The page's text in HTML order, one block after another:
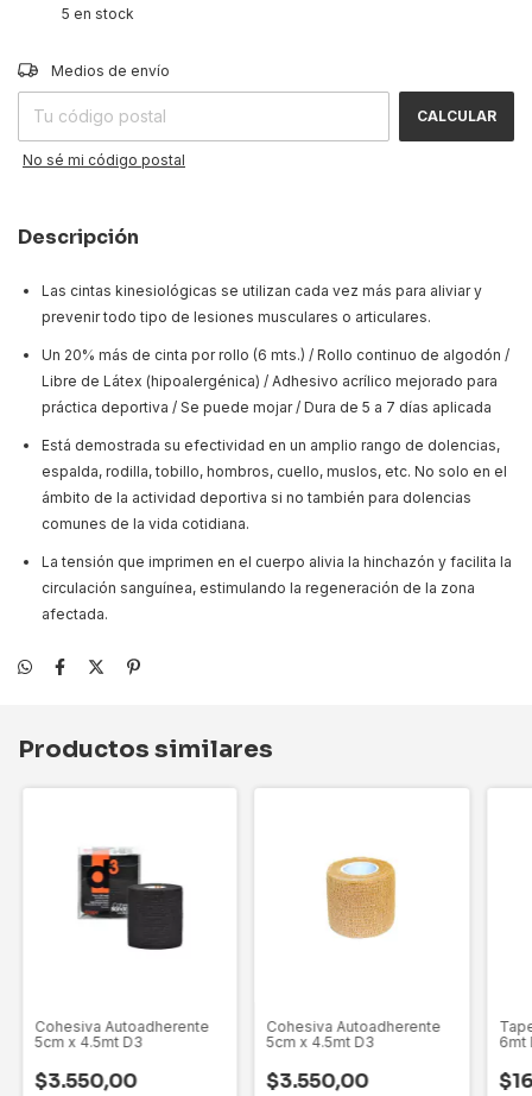
5 en stock
Entregas para el CP:
Medios de envío
CALCULAR
No sé mi código postal
Descripción
Las cintas kinesiológicas se utilizan cada vez más para aliviar y
prevenir todo tipo de lesiones musculares o articulares.
Un 20% más de cinta por rollo (6 mts.) / Rollo continuo de algodón /
Libre de Látex (hipoalergénica) / Adhesivo acrílico mejorado para
práctica deportiva / Se puede mojar / Dura de 5 a 7 días aplicada
Está demostrada su efectividad en un amplio rango de dolencias,
espalda, rodilla, tobillo, hombros, cuello, muslos, etc. No solo en el
ámbito de la actividad deportiva si no también para dolencias
comunes de la vida cotidiana.
La tensión que imprimen en el cuerpo alivia la hinchazón y facilita la
circulación sanguínea, estimulando la regeneración de la zona
afectada.
Productos similares
Cohesiva Autoadherente
5cm x 4.5mt D3
$3.550,00
Cohesiva Autoadherente
5cm x 4.5mt D3
$3.550,00
6mt